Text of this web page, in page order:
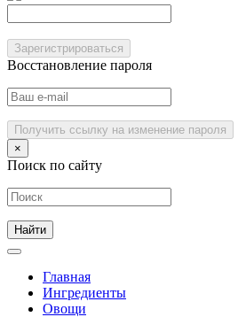
Зарегистрироваться
Восстановление пароля
Получить ссылку на изменение пароля
×
Поиск по сайту
Главная
Ингредиенты
Овощи